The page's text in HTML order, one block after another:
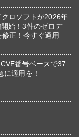
ロソフトが2026年
始！3件のゼロデ
正！今すぐ適用
番号ベースで37
に適用を！